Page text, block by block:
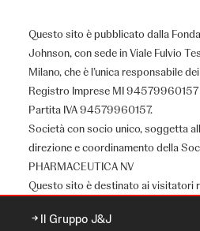
Questo sito è pubblicato dalla
Johnson, con sede in Viale Fulvio
Milano, che è l’unica responsabile
Registro Imprese MI 94579960157
Partita IVA 94579960157.
Società con socio unico, soggetta
direzione e coordinamento della
PHARMACEUTICA NV
Questo sito è destinato ai visitatori
Chi siamo
Il Gruppo J&J